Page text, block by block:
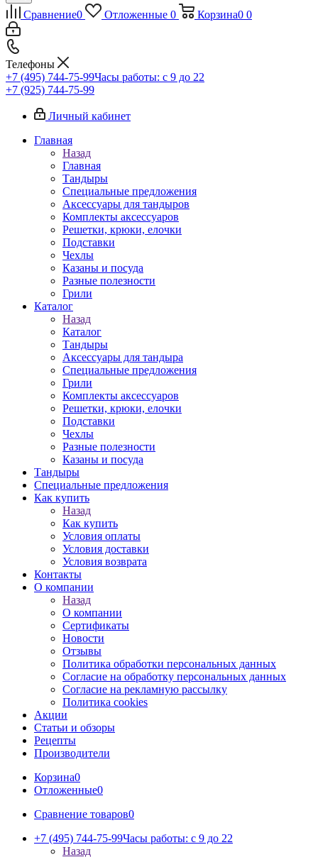
Сравнение0 Отложенные 0 Корзина0 0
Телефоны
+7 (495) 744-75-99Часы работы: c 9 до 22
+7 (925) 744-75-99
Личный кабинет
Главная
Назад
Главная
Тандыры
Специальные предложения
Аксессуары для тандыров
Комплекты аксессуаров
Решетки, крюки, елочки
Подставки
Чехлы
Казаны и посуда
Разные полезности
Грили
Каталог
Назад
Каталог
Тандыры
Аксессуары для тандыра
Специальные предложения
Грили
Комплекты аксессуаров
Решетки, крюки, елочки
Подставки
Чехлы
Разные полезности
Казаны и посуда
Тандыры
Специальные предложения
Как купить
Назад
Как купить
Условия оплаты
Условия доставки
Условия возврата
Контакты
О компании
Назад
О компании
Сертификаты
Новости
Отзывы
Политика обработки персональных данных
Согласие на обработку персональных данных
Согласие на рекламную рассылку
Политика cookies
Акции
Статьи и обзоры
Рецепты
Производители
Корзина0
Отложенные0
Сравнение товаров0
+7 (495) 744-75-99Часы работы: c 9 до 22
Назад